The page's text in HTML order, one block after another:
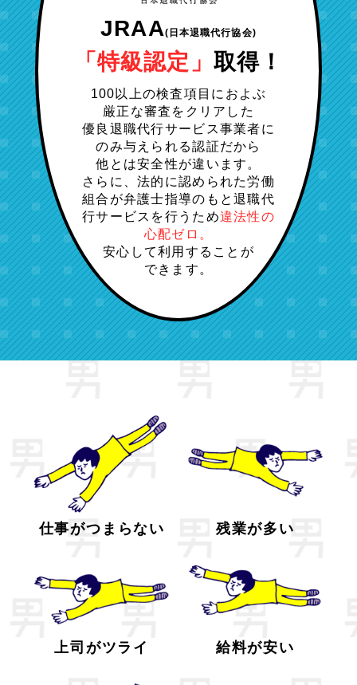
JRAA(日本退職代行協会)
「特級認定」 取得！
100以上の検査項目におよぶ
厳正な審査をクリアした
優良退職代行サービス事業者に
のみ与えられる認証だから
他とは安全性が違います。
さらに、法的に認められた労働
組合が弁護士指導のもと退職代
行サービスを行うため違法性の
心配ゼロ。
安心して利用することが
できます。
仕事がつまらない 残業が多い
上司がツライ 給料が安い